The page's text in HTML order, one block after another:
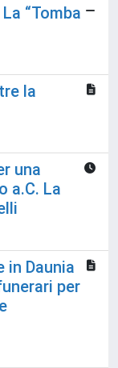
“Tomba
la
una
a.C. La
in Daunia
per